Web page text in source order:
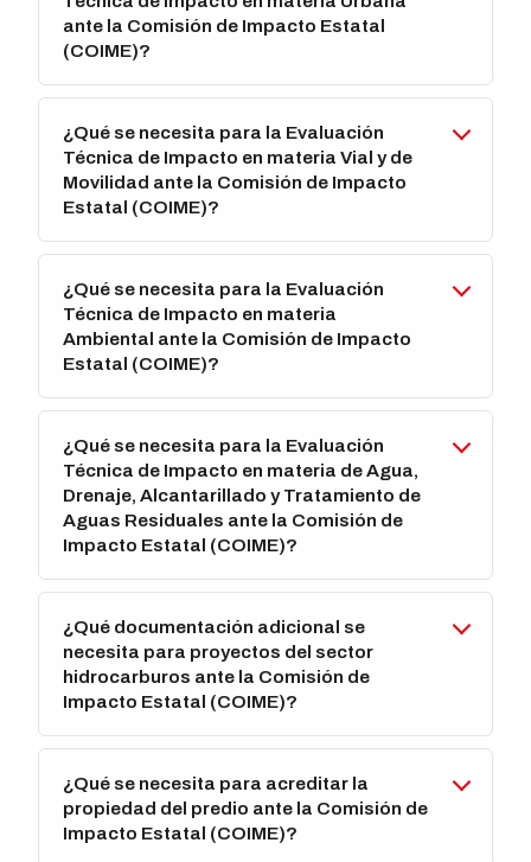
ante la Comisión de Impacto Estatal
(COIME)?
¿Qué se necesita para la Evaluación
Técnica de Impacto en materia Vial y de
Movilidad ante la Comisión de Impacto
Estatal (COIME)?
¿Qué se necesita para la Evaluación
Técnica de Impacto en materia
Ambiental ante la Comisión de Impacto
Estatal (COIME)?
¿Qué se necesita para la Evaluación
Técnica de Impacto en materia de Agua,
Drenaje, Alcantarillado y Tratamiento de
Aguas Residuales ante la Comisión de
Impacto Estatal (COIME)?
¿Qué documentación adicional se
necesita para proyectos del sector
hidrocarburos ante la Comisión de
Impacto Estatal (COIME)?
¿Qué se necesita para acreditar la
propiedad del predio ante la Comisión de
Impacto Estatal (COIME)?